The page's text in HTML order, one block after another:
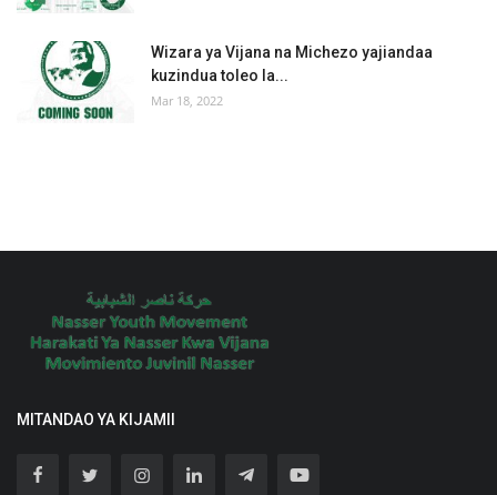
Wizara ya Vijana na Michezo yajiandaa
kuzindua toleo la...
Mar 18, 2022
MITANDAO YA KIJAMII